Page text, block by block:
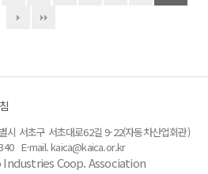
시 서초구 서초대로62길 9-22(자동차산업회관)
E-mail. kaica@kaica.or.kr
Coop. Association